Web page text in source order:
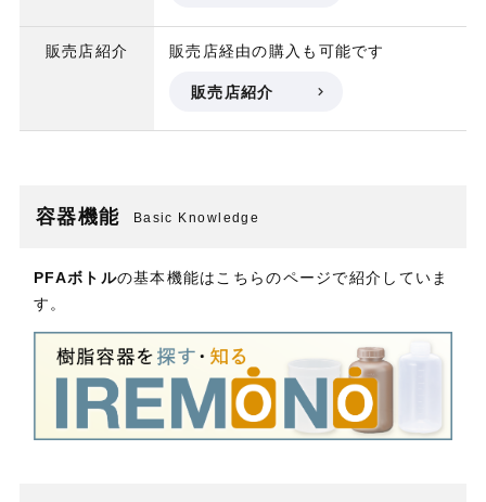
販売店紹介 販売店経由の購入も可能です
販売店紹介
容器機能 Basic Knowledge
PFAボトルの基本機能はこちらのページで紹介していま
す。